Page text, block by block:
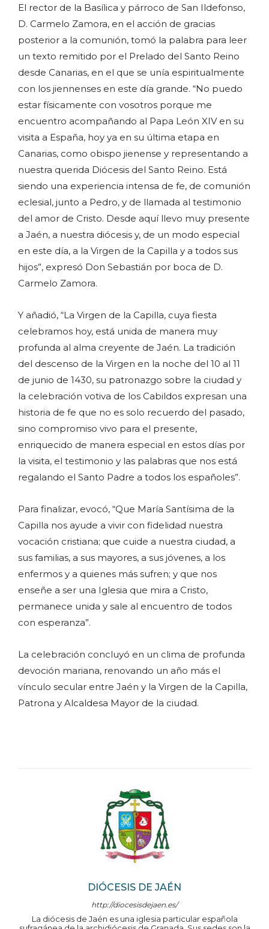
DIÓCESIS DE JAÉN
http://diocesisdejaen.es/
La diócesis de Jaén es una iglesia particular española
El rector de la Basílica y párroco de San Ildefonso,
D. Carmelo Zamora, en el acción de gracias
posterior a la comunión, tomó la palabra para leer
un texto remitido por el Prelado del Santo Reino
desde Canarias, en el que se unía espiritualmente
con los jiennenses en este día grande. “No puedo
estar físicamente con vosotros porque me
encuentro acompañando al Papa León XIV en su
visita a España, hoy ya en su última etapa en
Canarias, como obispo jienense y representando a
nuestra querida Diócesis del Santo Reino. Está
siendo una experiencia intensa de fe, de comunión
eclesial, junto a Pedro, y de llamada al testimonio
del amor de Cristo. Desde aquí llevo muy presente
a Jaén, a nuestra diócesis y, de un modo especial
en este día, a la Virgen de la Capilla y a todos sus
hijos”, expresó Don Sebastián por boca de D.
Carmelo Zamora.
Y añadió, “La Virgen de la Capilla, cuya fiesta
celebramos hoy, está unida de manera muy
profunda al alma creyente de Jaén. La tradición
del descenso de la Virgen en la noche del 10 al 11
de junio de 1430, su patronazgo sobre la ciudad y
la celebración votiva de los Cabildos expresan una
historia de fe que no es solo recuerdo del pasado,
sino compromiso vivo para el presente,
enriquecido de manera especial en estos días por
la visita, el testimonio y las palabras que nos está
regalando el Santo Padre a todos los españoles”.
Para finalizar, evocó, “Que María Santísima de la
Capilla nos ayude a vivir con fidelidad nuestra
vocación cristiana; que cuide a nuestra ciudad, a
sus familias, a sus mayores, a sus jóvenes, a los
enfermos y a quienes más sufren; y que nos
enseñe a ser una Iglesia que mira a Cristo,
permanece unida y sale al encuentro de todos
con esperanza”.
La celebración concluyó en un clima de profunda
devoción mariana, renovando un año más el
vínculo secular entre Jaén y la Virgen de la Capilla,
Patrona y Alcaldesa Mayor de la ciudad.